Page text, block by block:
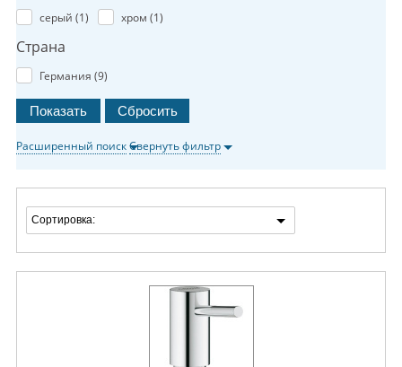
серый (1) хром (1)
Страна
Германия (9)
Расширенный поискСвернуть фильтр
Сортировка: